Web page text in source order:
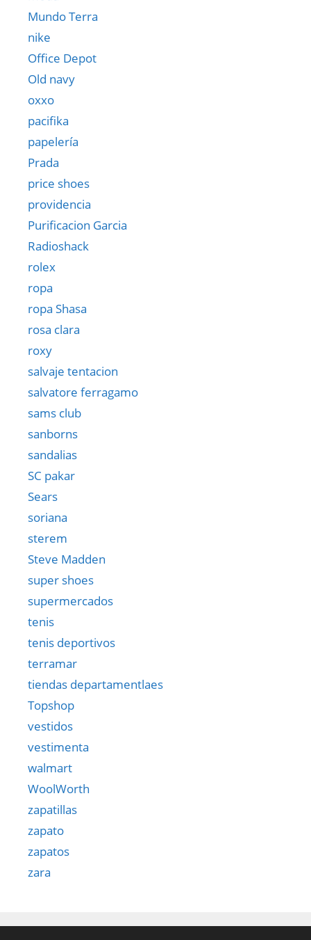
Mundo Terra
nike
Office Depot
Old navy
oxxo
pacifika
papelería
Prada
price shoes
providencia
Purificacion Garcia
Radioshack
rolex
ropa
ropa Shasa
rosa clara
roxy
salvaje tentacion
salvatore ferragamo
sams club
sanborns
sandalias
SC pakar
Sears
soriana
sterem
Steve Madden
super shoes
supermercados
tenis
tenis deportivos
terramar
tiendas departamentlaes
Topshop
vestidos
vestimenta
walmart
WoolWorth
zapatillas
zapato
zapatos
zara